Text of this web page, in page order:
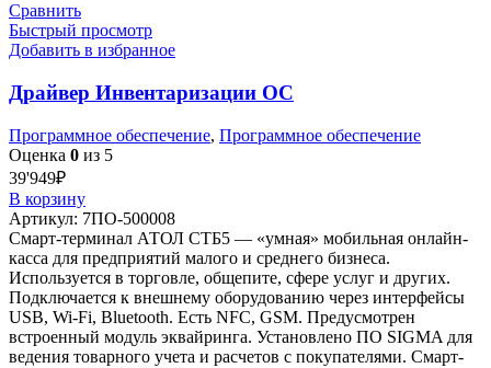
Сравнить
Быстрый просмотр
Добавить в избранное
Драйвер Инвентаризации ОС
Программное обеспечение, Программное обеспечение
Оценка 0 из 5
39'949₽
В корзину
Артикул: 7ПО-500008
Смарт-терминал АТОЛ СТБ5 — «умная» мобильная онлайн-
касса для предприятий малого и среднего бизнеса.
Используется в торговле, общепите, сфере услуг и других.
Подключается к внешнему оборудованию через интерфейсы
USB, Wi-Fi, Bluetooth. Есть NFC, GSM. Предусмотрен
встроенный модуль эквайринга. Установлено ПО SIGMA для
ведения товарного учета и расчетов с покупателями. Смарт-